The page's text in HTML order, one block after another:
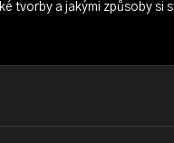
tvorby a jakými způsoby si